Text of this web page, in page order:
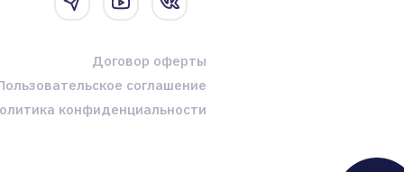
Договор оферты
соглашение
конфиденциальности